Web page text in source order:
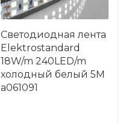
Светодиодная лента
Elektrostandard
18W/m 240LED/m
холодный белый 5M
a061091